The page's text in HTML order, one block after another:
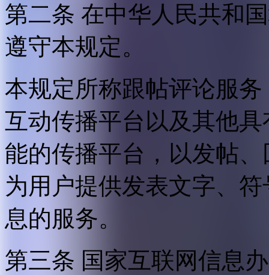
第二条 在中华人民共和
遵守本规定。
本规定所称跟帖评论服
互动传播平台以及其他
能的传播平台，以发帖
为用户提供发表文字、
息的服务。
第三条 国家互联网信息